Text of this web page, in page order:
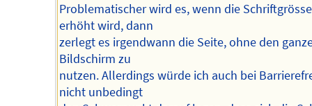
Problematischer wird es, wenn die Schriftgrösse
erhöht wird, dann
zerlegt es irgendwann die Seite, ohne den
Bildschirm zu
nutzen. Allerdings würde ich auch bei
nicht unbedingt